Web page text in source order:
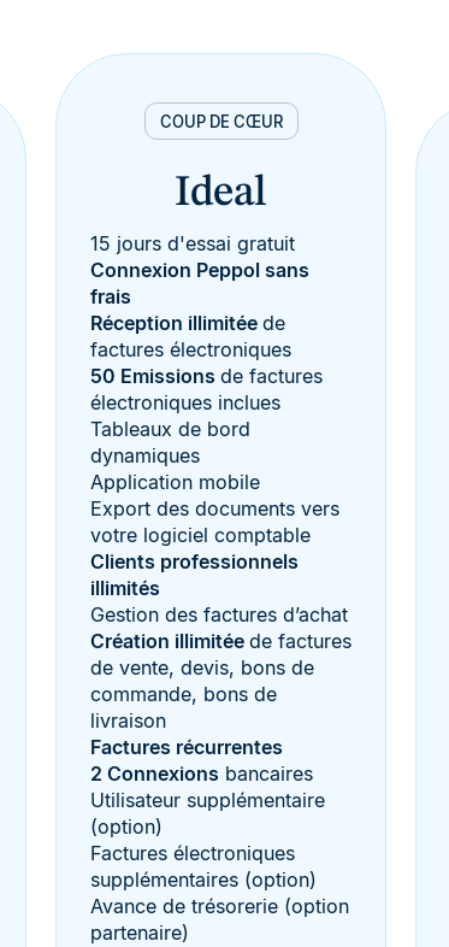
COUP DE CŒUR
Ideal
15 jours d'essai gratuit
Connexion Peppol sans
frais
Réception illimitée de
factures électroniques
50 Emissions de factures
électroniques inclues
Tableaux de bord
dynamiques
Application mobile
Export des documents vers
votre logiciel comptable
Clients professionnels
illimités
Gestion des factures d’achat
Création illimitée de factures
de vente, devis, bons de
commande, bons de
livraison
Factures récurrentes
2 Connexions bancaires
Utilisateur supplémentaire
(option)
Factures électroniques
supplémentaires (option)
Avance de trésorerie (option
partenaire)